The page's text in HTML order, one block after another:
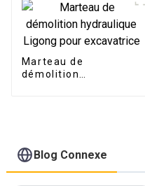
Marteau de
démolition
Blog Connexe